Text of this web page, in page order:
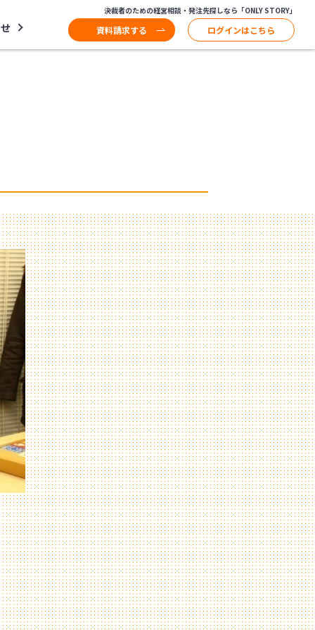
決裁者のための経営相談・発注先探しなら「ONLY STORY」
資料請求する ログインはこちら